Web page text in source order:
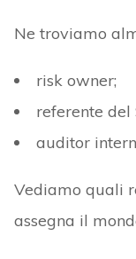
Ne troviamo
risk owner;
referente del
auditor
Vediamo quali
assegna il